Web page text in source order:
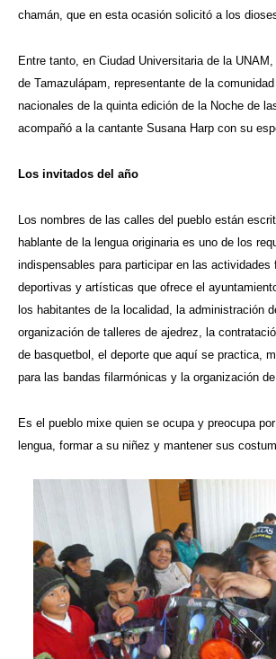
chamán, que en esta ocasión solicitó a los
Entre tanto, en Ciudad Universitaria de la UNAM,
de Tamazulápam, representante de la
nacionales de la quinta edición de la Noche de
acompañó a la cantante Susana Harp con su
Los invitados del año
Los nombres de las calles del pueblo están
hablante de la lengua originaria es uno de los
indispensables para participar en las actividades
deportivas y artísticas que ofrece el
los habitantes de la localidad, la administración
organización de talleres de ajedrez, la
de basquetbol, el deporte que aquí se practica,
para las bandas filarmónicas y la organización
Es el pueblo mixe quien se ocupa y preocupa
lengua, formar a su niñez y mantener sus